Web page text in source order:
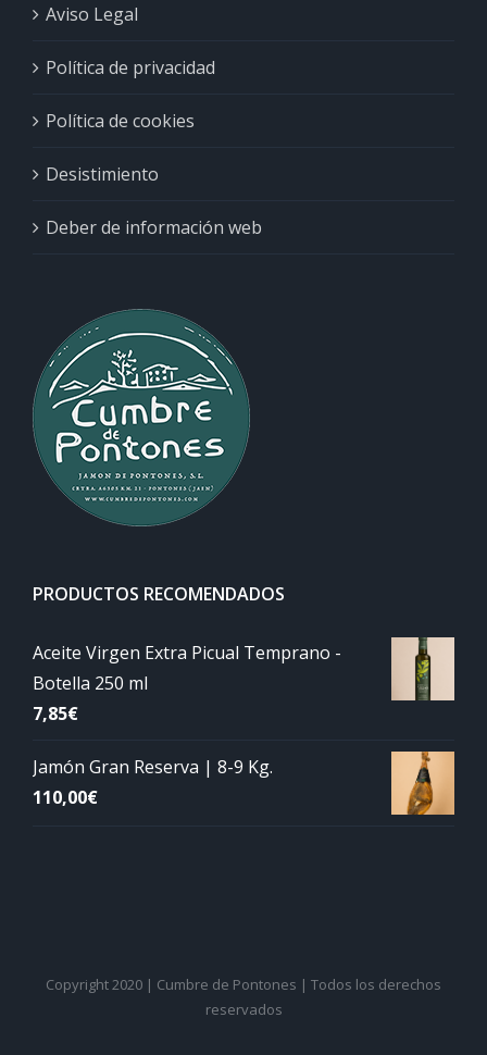
Aviso Legal
Política de privacidad
Política de cookies
Desistimiento
Deber de información web
PRODUCTOS RECOMENDADOS
Aceite Virgen Extra Picual Temprano -
Botella 250 ml
7,85€
Jamón Gran Reserva | 8-9 Kg.
110,00€
Copyright 2020 | Cumbre de Pontones | Todos los derechos
reservados